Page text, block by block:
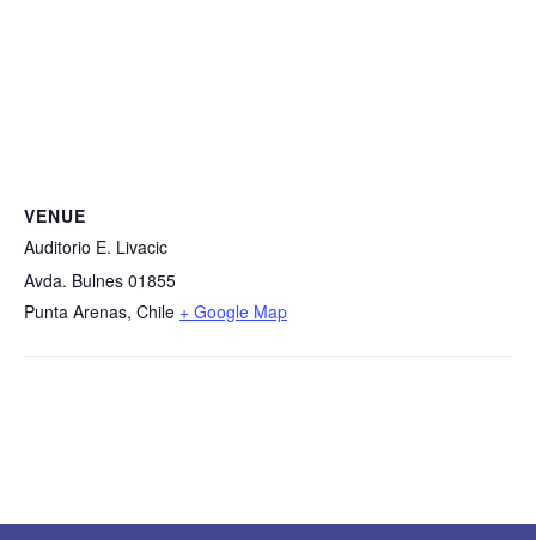
VENUE
Auditorio E. Livacic
Avda. Bulnes 01855
Punta Arenas, Chile + Google Map